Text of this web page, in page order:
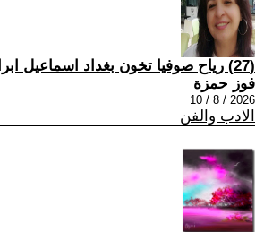
(27) رياح صوفيا تخون بغداد اسماعيل ابراهيم عبد
فوز حمزة
2026 / 8 / 10
الادب والفن